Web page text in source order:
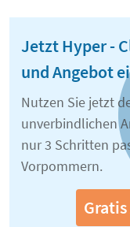
Jetzt Hyper -
und Angebot
Nutzen Sie jetzt
unverbindlichen
nur 3 Schritten
Vorpommern.